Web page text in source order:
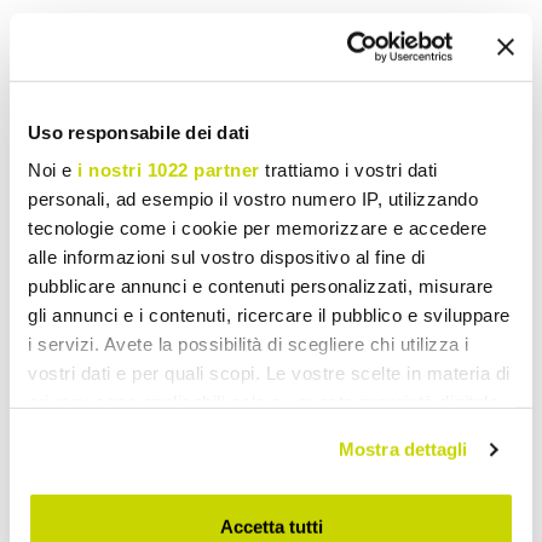
Uso responsabile dei dati
Noi e i nostri 1022 partner trattiamo i vostri dati
personali, ad esempio il vostro numero IP, utilizzando
tecnologie come i cookie per memorizzare e accedere
alle informazioni sul vostro dispositivo al fine di
pubblicare annunci e contenuti personalizzati, misurare
gli annunci e i contenuti, ricercare il pubblico e sviluppare
i servizi. Avete la possibilità di scegliere chi utilizza i
vostri dati e per quali scopi. Le vostre scelte in materia di
modificare o revocare il proprio consenso in qualsiasi
momento dalla Dichiarazione sui cookie o facendo clic
sull'icona di attivazione della privacy.
Mostra dettagli
Accetta tutti
VIADURINI IN THE GARDEN
2 eller 3 personers
VIADURINI IN THE GARDEN
2 eller 3 personers
kr 10.835,52 kr 15.479,31